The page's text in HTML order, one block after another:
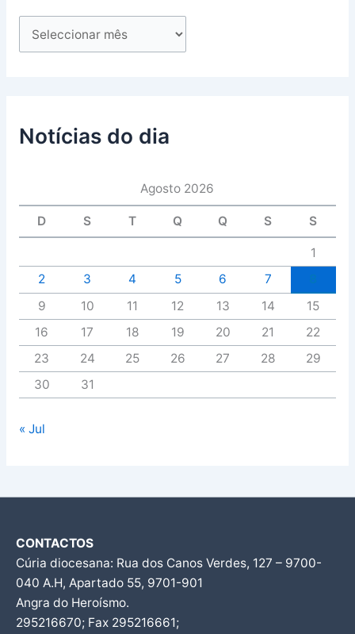
Notícias do dia
Agosto 2026
D S T Q Q S S
1
2
3 4 5 6 7
9
10 11 12 13 14
15
16
17 18 19 20 21
22
23
24 25 26 27 28
29
30
31
« Jul
CONTACTOS
Cúria diocesana: Rua dos Canos Verdes, 127 – 9700-
040 A.H, Apartado 55, 9701-901
Angra do Heroísmo.
295216670; Fax 295216661;